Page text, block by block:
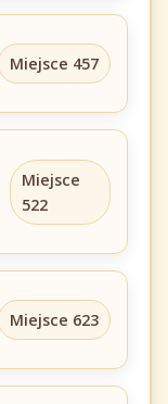
Miejsce 457
Miejsce
522
Miejsce 623